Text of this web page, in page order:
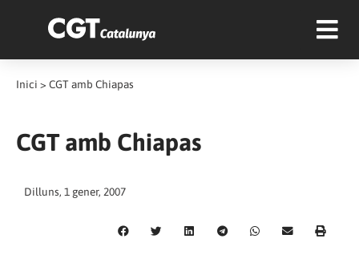
Inici > CGT amb Chiapas
CGT amb Chiapas
Dilluns, 1 gener, 2007